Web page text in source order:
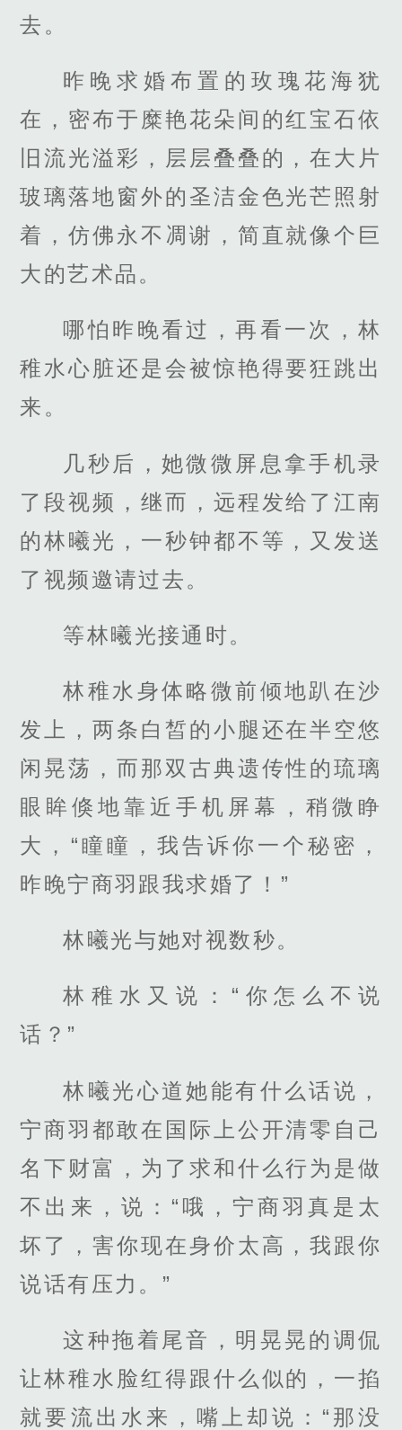
去。
昨晚求婚布置的玫瑰花海犹
在，密布于糜艳花朵间的红宝石依
旧流光溢彩，层层叠叠的，在大片
玻璃落地窗外的圣洁金色光芒照射
着，仿佛永不凋谢，简直就像个巨
大的艺术品。
哪怕昨晚看过，再看一次，林
稚水心脏还是会被惊艳得要狂跳出
来。
几秒后，她微微屏息拿手机录
了段视频，继而，远程发给了江南
的林曦光，一秒钟都不等，又发送
了视频邀请过去。
等林曦光接通时。
林稚水身体略微前倾地趴在沙
发上，两条白皙的小腿还在半空悠
闲晃荡，而那双古典遗传性的琉璃
眼眸倏地靠近手机屏幕，稍微睁
大，“瞳瞳，我告诉你一个秘密，
昨晚宁商羽跟我求婚了！”
林曦光与她对视数秒。
林稚水又说：“你怎么不说
话？”
林曦光心道她能有什么话说，
宁商羽都敢在国际上公开清零自己
名下财富，为了求和什么行为是做
不出来，说：“哦，宁商羽真是太
坏了，害你现在身价太高，我跟你
说话有压力。”
这种拖着尾音，明晃晃的调侃
让林稚水脸红得跟什么似的，一掐
就要流出水来，嘴上却说：“那没